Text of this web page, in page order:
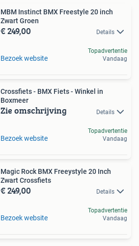
MBM Instinct BMX Freestyle 20 inch
Zwart Groen
€ 249,00 Details
Bezoek website
Topadvertentie
Vandaag
Crossfiets - BMX Fiets - Winkel in
Boxmeer
Zie omschrijving Details
Bezoek website
Topadvertentie
Vandaag
Magic Rock BMX Freeystyle 20 Inch
Zwart Crossfiets
€ 249,00 Details
Bezoek website
Topadvertentie
Vandaag